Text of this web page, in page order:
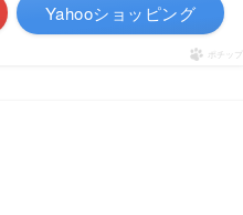
Yahooショッピング
ポチップ